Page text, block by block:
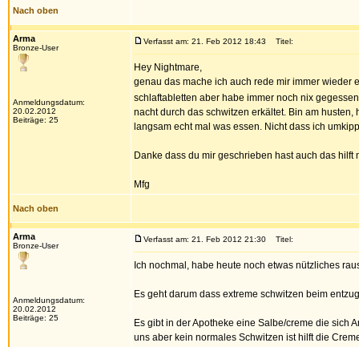
Nach oben
Arma
Bronze-User
Anmeldungsdatum:
20.02.2012
Beiträge: 25
Verfasst am: 21. Feb 2012 18:43 Titel:
Hey Nightmare,
genau das mache ich auch rede mir immer wieder
schlaftabletten aber habe immer noch nix
nacht durch das schwitzen erkältet. Bin am
langsam echt mal was essen. Nicht dass ich
Danke dass du mir geschrieben hast auch das
Mfg
Nach oben
Arma
Bronze-User
Anmeldungsdatum:
20.02.2012
Beiträge: 25
Verfasst am: 21. Feb 2012 21:30 Titel:
Ich nochmal, habe heute noch etwas nützliches
Es geht darum dass extreme schwitzen beim
Es gibt in der Apotheke eine Salbe/creme die sich
uns aber kein normales Schwitzen ist hilft die